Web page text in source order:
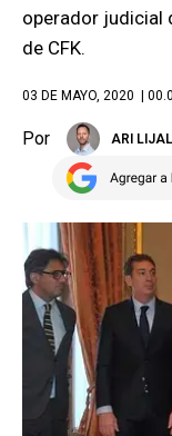
operador judicial
de CFK.
03 DE MAYO, 2020 |
Por ARI